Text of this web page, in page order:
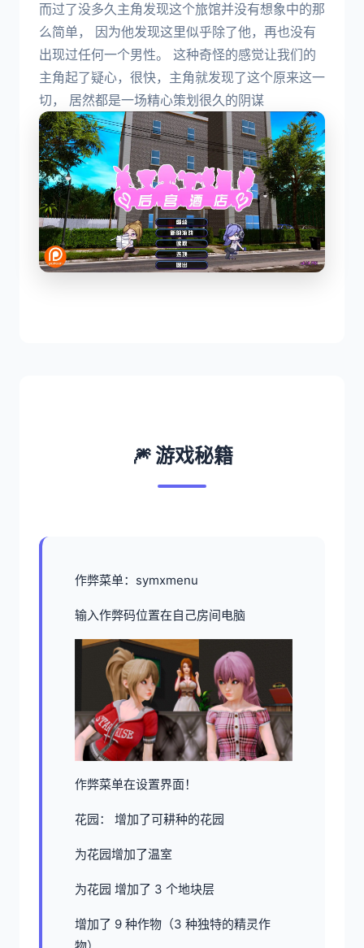
而过了没多久主角发现这个旅馆并没有想象中的那
么简单， 因为他发现这里似乎除了他，再也没有
出现过任何一个男性。 这种奇怪的感觉让我们的
主角起了疑心，很快，主角就发现了这个原来这一
切， 居然都是一场精心策划很久的阴谋
🎆 游戏秘籍
作弊菜单：symxmenu
输入作弊码位置在自己房间电脑
作弊菜单在设置界面！
花园： 增加了可耕种的花园
为花园增加了温室
为花园 增加了 3 个地块层
增加了 9 种作物（3 种独特的精灵作